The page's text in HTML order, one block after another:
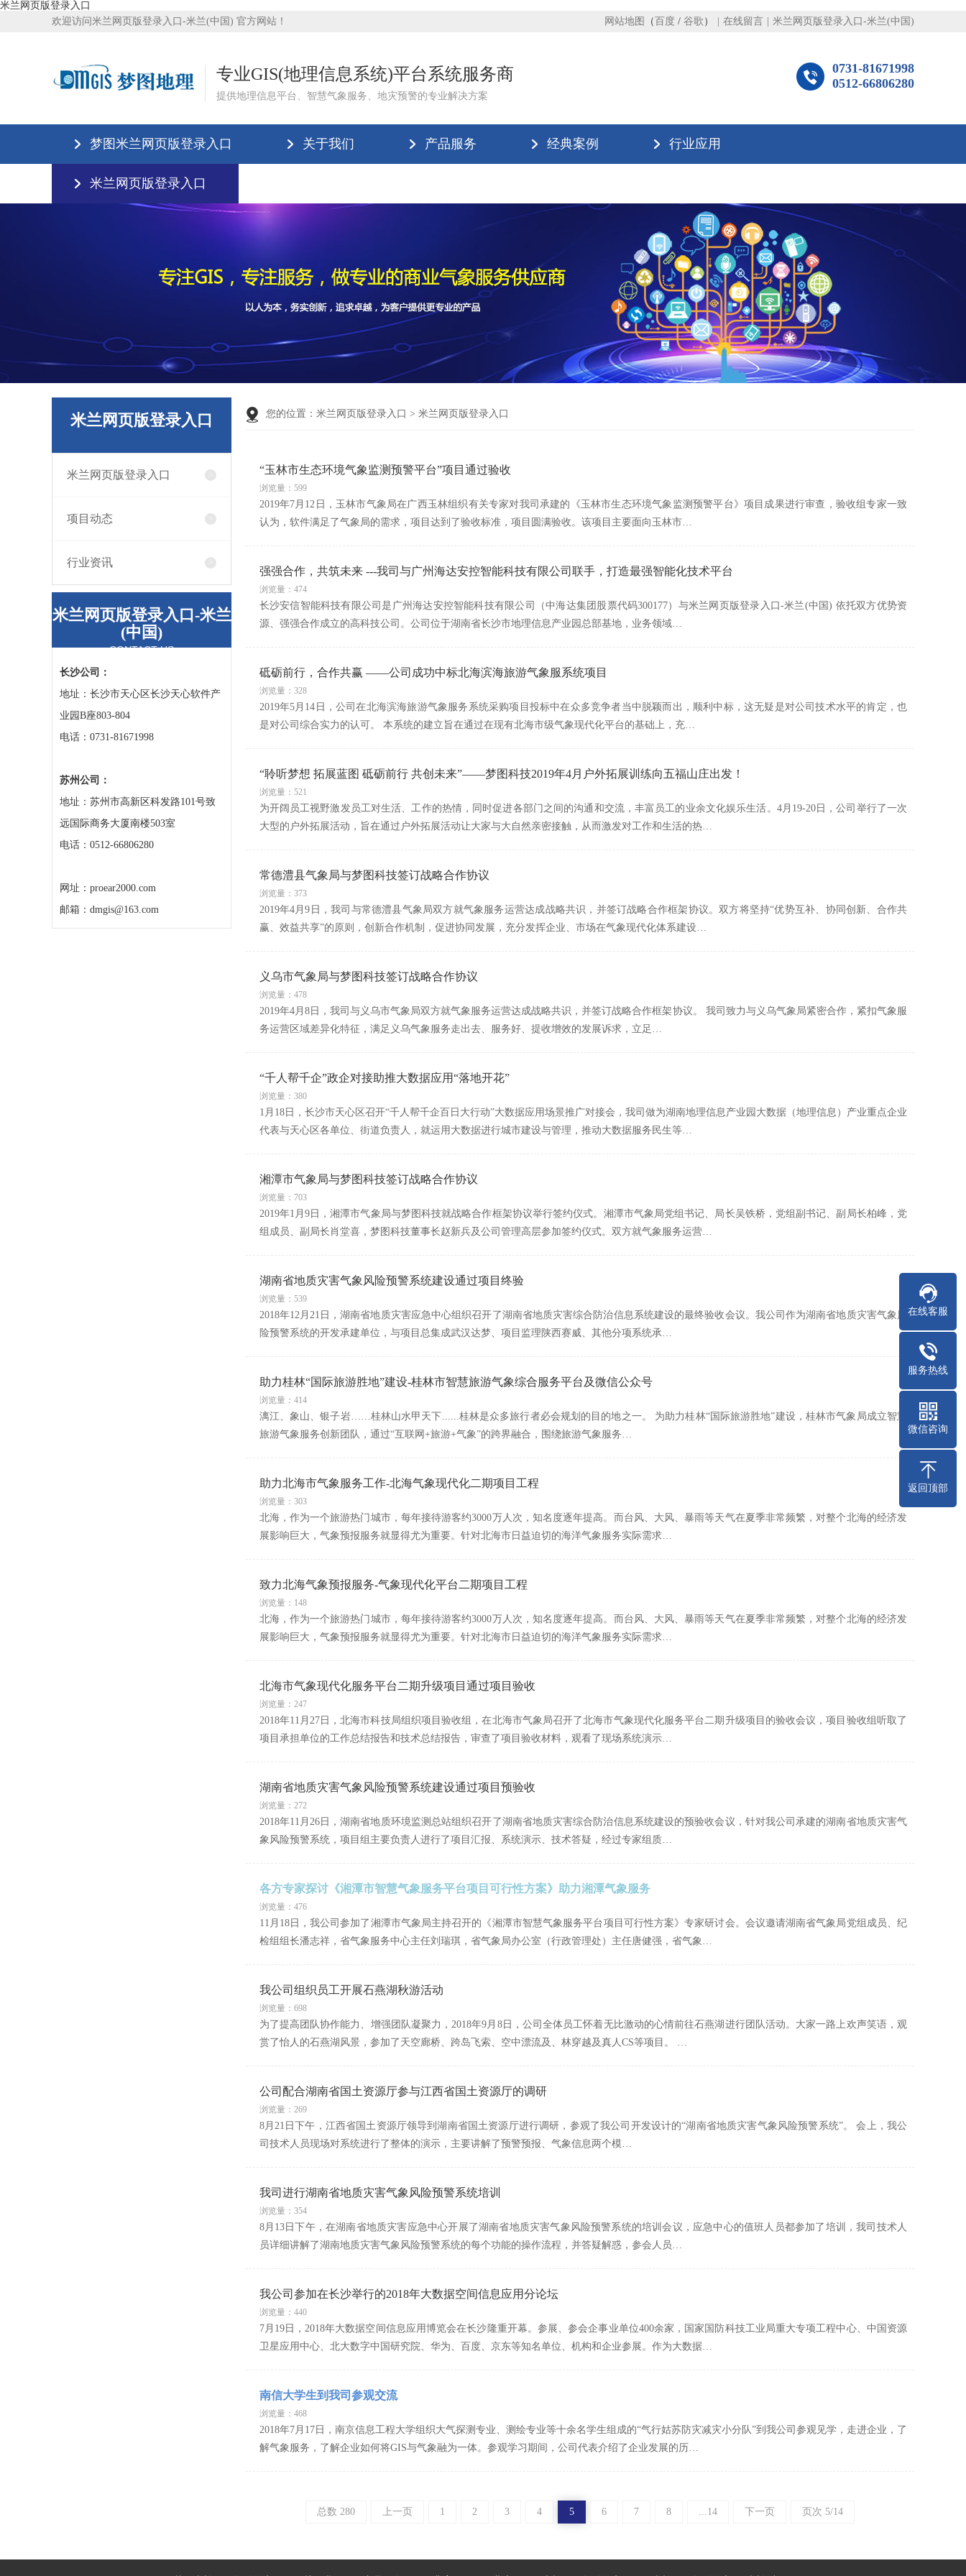
米兰网页版登录入口
欢迎访问米兰网页版登录入口-米兰(中国) 官方网站！
网站地图 （ 百度 / 谷歌 ） 在线留言 米兰网页版登录入口-米兰(中国)
专业GIS(地理信息系统)平台系统服务商
提供地理信息平台、智慧气象服务、地灾预警的专业解决方案
0731-81671998
0512-66806280
梦图米兰网页版登录入口 关于我们 产品服务 经典案例 行业应用
米兰网页版登录入口
米兰网页版登录入口
米兰网页版登录入口
项目动态
行业资讯
米兰网页版登录入口-米兰
(中国)
CONTACT US
长沙公司：
地址：长沙市天心区长沙天心软件产
业园B座803-804
电话：0731-81671998
苏州公司：
地址：苏州市高新区科发路101号致
远国际商务大厦南楼503室
电话：0512-66806280
网址：proear2000.com
邮箱：dmgis@163.com
您的位置： 米兰网页版登录入口 > 米兰网页版登录入口
“玉林市生态环境气象监测预警平台”项目通过验收
浏览量：599
2019年7月12日，玉林市气象局在广西玉林组织有关专家对我司承建的《玉林市生态环境气象监测预警平台》项目成果进行审查，验收组专家一致
认为，软件满足了气象局的需求，项目达到了验收标准，项目圆满验收。该项目主要面向玉林市…
强强合作，共筑未来 ---我司与广州海达安控智能科技有限公司联手，打造最强智能化技术平台
浏览量：474
长沙安信智能科技有限公司是广州海达安控智能科技有限公司（中海达集团股票代码300177）与米兰网页版登录入口-米兰(中国) 依托双方优势资
源、强强合作成立的高科技公司。公司位于湖南省长沙市地理信息产业园总部基地，业务领域…
砥砺前行，合作共赢 ——公司成功中标北海滨海旅游气象服系统项目
浏览量：328
2019年5月14日，公司在北海滨海旅游气象服务系统采购项目投标中在众多竞争者当中脱颖而出，顺利中标，这无疑是对公司技术水平的肯定，也
是对公司综合实力的认可。 本系统的建立旨在通过在现有北海市级气象现代化平台的基础上，充…
“聆听梦想 拓展蓝图 砥砺前行 共创未来”——梦图科技2019年4月户外拓展训练向五福山庄出发！
浏览量：521
为开阔员工视野激发员工对生活、工作的热情，同时促进各部门之间的沟通和交流，丰富员工的业余文化娱乐生活。4月19-20日，公司举行了一次
大型的户外拓展活动，旨在通过户外拓展活动让大家与大自然亲密接触，从而激发对工作和生活的热…
常德澧县气象局与梦图科技签订战略合作协议
浏览量：373
2019年4月9日，我司与常德澧县气象局双方就气象服务运营达成战略共识，并签订战略合作框架协议。双方将坚持“优势互补、协同创新、合作共
赢、效益共享”的原则，创新合作机制，促进协同发展，充分发挥企业、市场在气象现代化体系建设…
义乌市气象局与梦图科技签订战略合作协议
浏览量：478
2019年4月8日，我司与义乌市气象局双方就气象服务运营达成战略共识，并签订战略合作框架协议。 我司致力与义乌气象局紧密合作，紧扣气象服
务运营区域差异化特征，满足义乌气象服务走出去、服务好、提收增效的发展诉求，立足…
“千人帮千企”政企对接助推大数据应用“落地开花”
浏览量：380
1月18日，长沙市天心区召开“千人帮千企百日大行动”大数据应用场景推广对接会，我司做为湖南地理信息产业园大数据（地理信息）产业重点企业
代表与天心区各单位、街道负责人，就运用大数据进行城市建设与管理，推动大数据服务民生等…
湘潭市气象局与梦图科技签订战略合作协议
浏览量：703
2019年1月9日，湘潭市气象局与梦图科技就战略合作框架协议举行签约仪式。湘潭市气象局党组书记、局长吴铁桥，党组副书记、副局长柏峰，党
组成员、副局长肖堂喜，梦图科技董事长赵新兵及公司管理高层参加签约仪式。双方就气象服务运营…
湖南省地质灾害气象风险预警系统建设通过项目终验
浏览量：539
2018年12月21日，湖南省地质灾害应急中心组织召开了湖南省地质灾害综合防治信息系统建设的最终验收会议。我公司作为湖南省地质灾害气象风
险预警系统的开发承建单位，与项目总集成武汉达梦、项目监理陕西赛威、其他分项系统承…
助力桂林“国际旅游胜地”建设-桂林市智慧旅游气象综合服务平台及微信公众号
浏览量：414
漓江、象山、银子岩……桂林山水甲天下......桂林是众多旅行者必会规划的目的地之一。 为助力桂林“国际旅游胜地”建设，桂林市气象局成立智慧
旅游气象服务创新团队，通过“互联网+旅游+气象”的跨界融合，围绕旅游气象服务…
助力北海市气象服务工作-北海气象现代化二期项目工程
浏览量：303
北海，作为一个旅游热门城市，每年接待游客约3000万人次，知名度逐年提高。而台风、大风、暴雨等天气在夏季非常频繁，对整个北海的经济发
展影响巨大，气象预报服务就显得尤为重要。针对北海市日益迫切的海洋气象服务实际需求…
致力北海气象预报服务-气象现代化平台二期项目工程
浏览量：148
北海，作为一个旅游热门城市，每年接待游客约3000万人次，知名度逐年提高。而台风、大风、暴雨等天气在夏季非常频繁，对整个北海的经济发
展影响巨大，气象预报服务就显得尤为重要。针对北海市日益迫切的海洋气象服务实际需求…
北海市气象现代化服务平台二期升级项目通过项目验收
浏览量：247
2018年11月27日，北海市科技局组织项目验收组，在北海市气象局召开了北海市气象现代化服务平台二期升级项目的验收会议，项目验收组听取了
项目承担单位的工作总结报告和技术总结报告，审查了项目验收材料，观看了现场系统演示…
湖南省地质灾害气象风险预警系统建设通过项目预验收
浏览量：272
2018年11月26日，湖南省地质环境监测总站组织召开了湖南省地质灾害综合防治信息系统建设的预验收会议，针对我公司承建的湖南省地质灾害气
象风险预警系统，项目组主要负责人进行了项目汇报、系统演示、技术答疑，经过专家组质…
各方专家探讨《湘潭市智慧气象服务平台项目可行性方案》助力湘潭气象服务
浏览量：476
11月18日，我公司参加了湘潭市气象局主持召开的《湘潭市智慧气象服务平台项目可行性方案》专家研讨会。会议邀请湖南省气象局党组成员、纪
检组组长潘志祥，省气象服务中心主任刘瑞琪，省气象局办公室（行政管理处）主任唐健强，省气象…
我公司组织员工开展石燕湖秋游活动
浏览量：698
为了提高团队协作能力、增强团队凝聚力，2018年9月8日，公司全体员工怀着无比激动的心情前往石燕湖进行团队活动。大家一路上欢声笑语，观
赏了怡人的石燕湖风景，参加了天空廊桥、跨岛飞索、空中漂流及、林穿越及真人CS等项目。 …
公司配合湖南省国土资源厅参与江西省国土资源厅的调研
浏览量：269
8月21日下午，江西省国土资源厅领导到湖南省国土资源厅进行调研，参观了我公司开发设计的“湖南省地质灾害气象风险预警系统”。 会上，我公
司技术人员现场对系统进行了整体的演示，主要讲解了预警预报、气象信息两个模…
我司进行湖南省地质灾害气象风险预警系统培训
浏览量：354
8月13日下午，在湖南省地质灾害应急中心开展了湖南省地质灾害气象风险预警系统的培训会议，应急中心的值班人员都参加了培训，我司技术人
员详细讲解了湖南地质灾害气象风险预警系统的每个功能的操作流程，并答疑解惑，参会人员…
我公司参加在长沙举行的2018年大数据空间信息应用分论坛
浏览量：440
7月19日，2018年大数据空间信息应用博览会在长沙隆重开幕。参展、参会企事业单位400余家，国家国防科技工业局重大专项工程中心、中国资源
卫星应用中心、北大数字中国研究院、华为、百度、京东等知名单位、机构和企业参展。作为大数据…
南信大学生到我司参观交流
浏览量：468
2018年7月17日，南京信息工程大学组织大气探测专业、测绘专业等十余名学生组成的“气行姑苏防灾减灾小分队”到我公司参观见学，走进企业，了
解气象服务，了解企业如何将GIS与气象融为一体。参观学习期间，公司代表介绍了企业发展的历…
总数 280 上一页 1 2 3 4 5 6 7 8 ...14 下一页 页次 5/14
在线客服
服务热线
微信咨询
返回顶部